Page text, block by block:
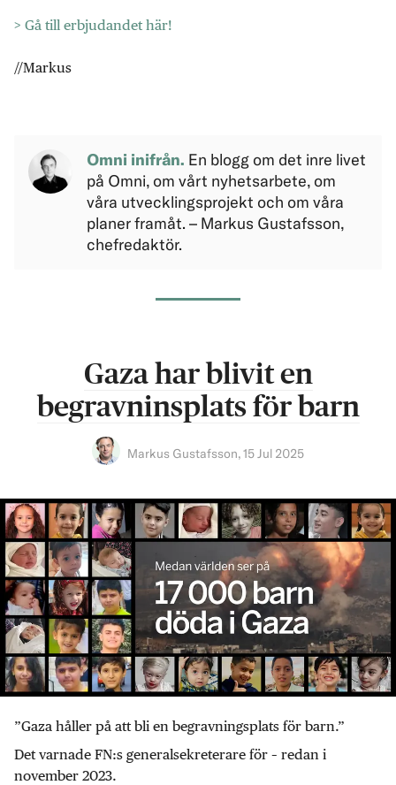
> Gå till erbjudandet här!
//Markus
Omni inifrån. En blogg om det inre livet
på Omni, om vårt nyhetsarbete, om
våra utvecklingsprojekt och om våra
planer framåt. – Markus Gustafsson,
chefredaktör.
Gaza har blivit en
begravninsplats för barn
Markus Gustafsson,15 Jul 2025
”Gaza håller på att bli en begravningsplats för barn.”
Det varnade FN:s generalsekreterare för – redan i
november 2023.